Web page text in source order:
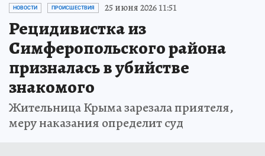
НОВОСТИ ПРОИСШЕСТВИЯ 25 июня 2026 11:51
Рецидивистка из
Симферопольского района
призналась в убийстве
знакомого
Жительница Крыма зарезала приятеля,
меру наказания определит суд